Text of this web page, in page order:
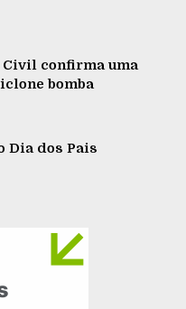
Civil confirma uma
bomba
Dia dos Pais